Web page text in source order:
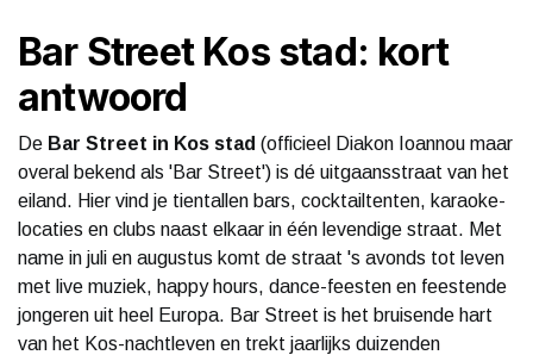
Bar Street Kos stad: kort
antwoord
De Bar Street in Kos stad (officieel Diakon Ioannou maar
overal bekend als 'Bar Street') is dé uitgaansstraat van het
eiland. Hier vind je tientallen bars, cocktailtenten, karaoke-
locaties en clubs naast elkaar in één levendige straat. Met
name in juli en augustus komt de straat 's avonds tot leven
met live muziek, happy hours, dance-feesten en feestende
jongeren uit heel Europa. Bar Street is het bruisende hart
van het Kos-nachtleven en trekt jaarlijks duizenden